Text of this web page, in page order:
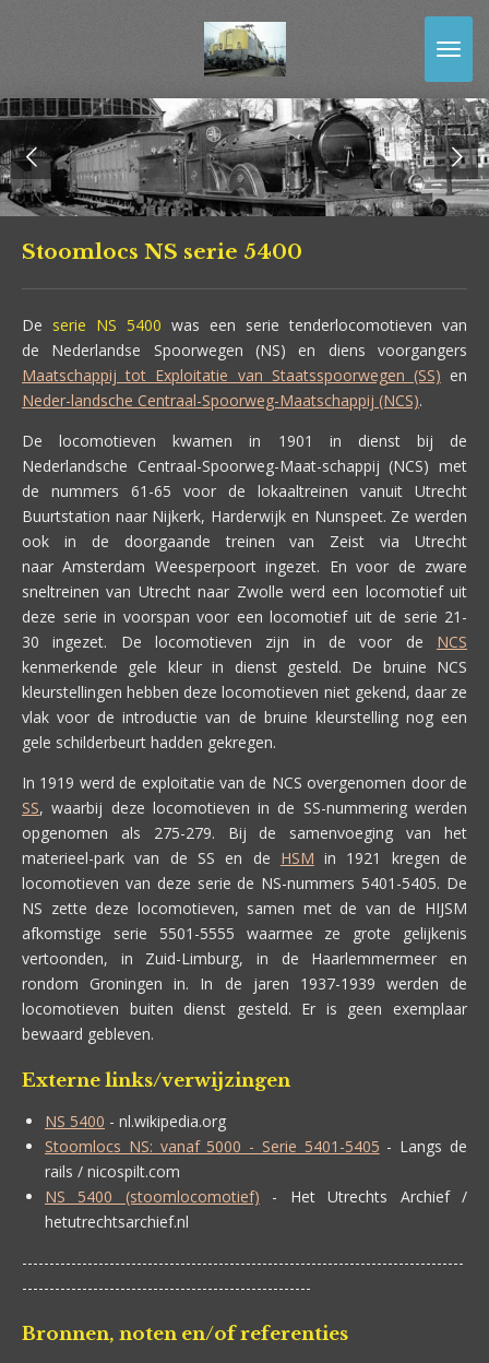
de
hoofdinhoud
Stoomlocs NS serie 5400
De serie NS 5400 was een serie tenderlocomotieven van
de Nederlandse Spoorwegen (NS) en diens voorgangers
Maatschappij tot Exploitatie van Staatsspoorwegen (SS) en
Neder-landsche Centraal-Spoorweg-Maatschappij (NCS).
De locomotieven kwamen in 1901 in dienst bij de
Nederlandsche Centraal-Spoorweg-Maat-schappij (NCS) met
de nummers 61-65 voor de lokaaltreinen vanuit Utrecht
Buurtstation naar Nijkerk, Harderwijk en Nunspeet. Ze werden
ook in de doorgaande treinen van Zeist via Utrecht
naar Amsterdam Weesperpoort ingezet. En voor de zware
sneltreinen van Utrecht naar Zwolle werd een locomotief uit
deze serie in voorspan voor een locomotief uit de serie 21-
30 ingezet. De locomotieven zijn in de voor de NCS
kenmerkende gele kleur in dienst gesteld. De bruine NCS
kleurstellingen hebben deze locomotieven niet gekend, daar ze
vlak voor de introductie van de bruine kleurstelling nog een
gele schilderbeurt hadden gekregen.
In 1919 werd de exploitatie van de NCS overgenomen door de
SS, waarbij deze locomotieven in de SS-nummering werden
opgenomen als 275-279. Bij de samenvoeging van het
materieel-park van de SS en de HSM in 1921 kregen de
locomotieven van deze serie de NS-nummers 5401-5405. De
NS zette deze locomotieven, samen met de van de HIJSM
afkomstige serie 5501-5555 waarmee ze grote gelijkenis
vertoonden, in Zuid-Limburg, in de Haarlemmermeer en
rondom Groningen in. In de jaren 1937-1939 werden de
locomotieven buiten dienst gesteld. Er is geen exemplaar
bewaard gebleven.
Externe links/verwijzingen
NS 5400 - nl.wikipedia.org
Stoomlocs NS: vanaf 5000 - Serie 5401-5405 - Langs de
rails / nicospilt.com
NS 5400 (stoomlocomotief) - Het Utrechts Archief /
hetutrechtsarchief.nl
---------------------------------------------------------------------------------
-----------------------------------------------------
Bronnen, noten en/of referenties